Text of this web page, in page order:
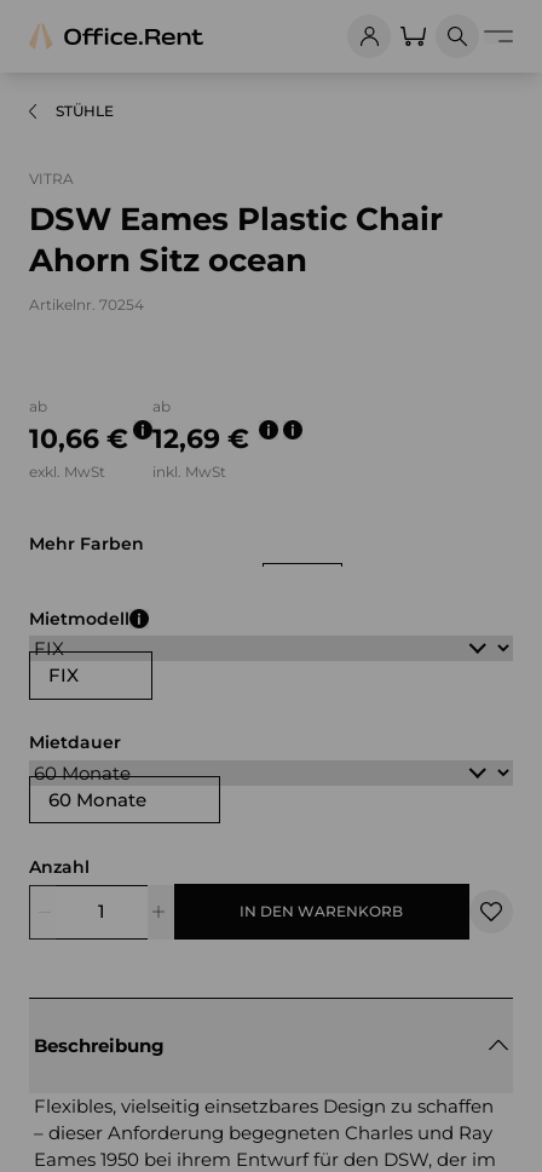
STÜHLE
VITRA
DSW Eames Plastic Chair
Ahorn Sitz ocean
Artikelnr. 70254
ab
10,66 €
exkl. MwSt
ab
12,69 €
inkl. MwSt
Mehr Farben
FIX
Mietmodell
60 Monate
Mietdauer
Anzahl
IN DEN WARENKORB
Beschreibung
Flexibles, vielseitig einsetzbares Design zu schaffen
– dieser Anforderung begegneten Charles und Ray
Eames 1950 bei ihrem Entwurf für den DSW, der im